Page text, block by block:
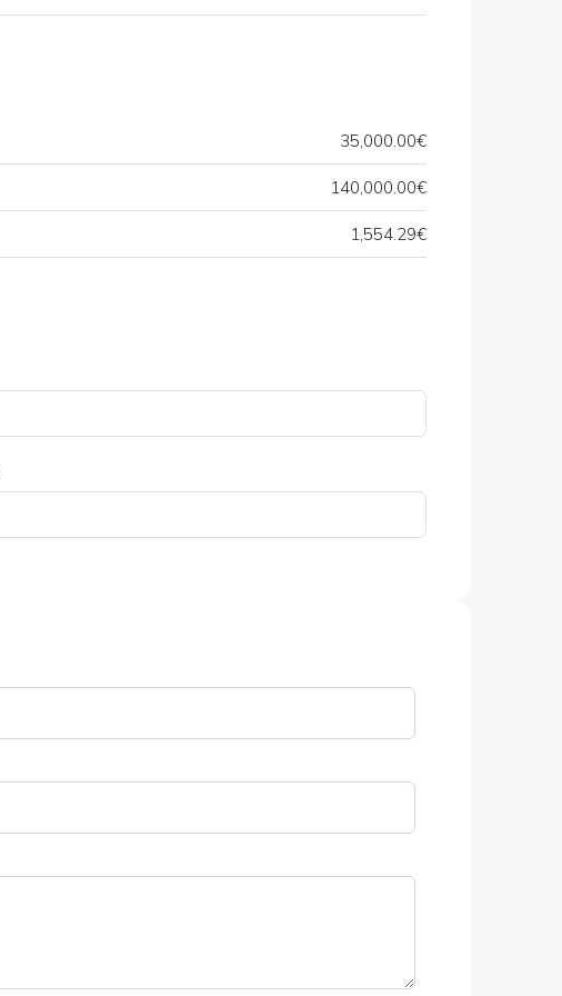
35,000.00€
140,000.00€
1,554.29€